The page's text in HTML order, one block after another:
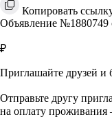
Копировать
Объявление №1880749
₽
Приглашайте друзей и
Отправьте другу
на оплату